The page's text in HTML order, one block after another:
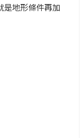
是地形條件再加